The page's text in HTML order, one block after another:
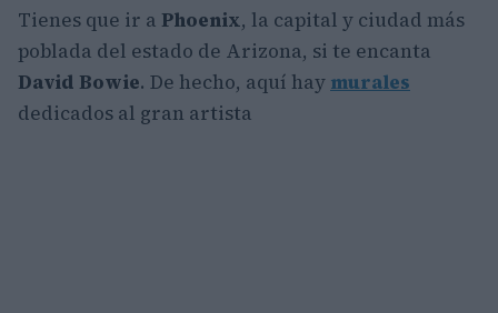
Tienes que ir a Phoenix, la capital y ciudad más
poblada del estado de Arizona, si te encanta
David Bowie. De hecho, aquí hay murales
dedicados al gran artista